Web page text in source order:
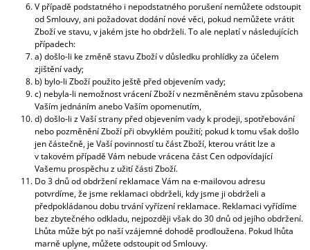
V případě podstatného i nepodstatného porušení nemůžete odstoupit
od Smlouvy, ani požadovat dodání nové věci, pokud nemůžete vrátit
Zboží ve stavu, v jakém jste ho obdrželi. To ale neplatí v následujících
případech:
a) došlo-li ke změně stavu Zboží v důsledku prohlídky za účelem
zjištění vady;
b) bylo-li Zboží použito ještě před objevením vady;
c) nebyla-li nemožnost vrácení Zboží v nezměněném stavu způsobena
Vaším jednáním anebo Vaším opomenutím,
d) došlo-li z Vaší strany před objevením vady k prodeji, spotřebování
nebo pozměnění Zboží při obvyklém použití; pokud k tomu však došlo
jen částečně, je Vaší povinností tu část Zboží, kterou vrátit lze a
v takovém případě Vám nebude vrácena část Cen odpovídající
Vašemu prospěchu z užití části Zboží.
Do 3 dnů od obdržení reklamace Vám na e-mailovou adresu
potvrdíme, že jsme reklamaci obdrželi, kdy jsme ji obdrželi a
předpokládanou dobu trvání vyřízení reklamace. Reklamaci vyřídíme
bez zbytečného odkladu, nejpozději však do 30 dnů od jejího obdržení.
Lhůta může být po naší vzájemné dohodě prodloužena. Pokud lhůta
marně uplyne, můžete odstoupit od Smlouvy.